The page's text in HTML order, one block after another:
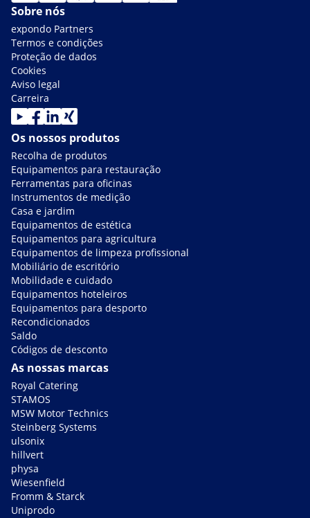
Sobre nós
expondo Partners
Termos e condições
Proteção de dados
Cookies
Aviso legal
Carreira
Os nossos produtos
Recolha de produtos
Equipamentos para restauração
Ferramentas para oficinas
Instrumentos de medição
Casa e jardim
Equipamentos de estética
Equipamentos para agricultura
Equipamentos de limpeza profissional
Mobiliário de escritório
Mobilidade e cuidado
Equipamentos hoteleiros
Equipamentos para desporto
Recondicionados
Saldo
Códigos de desconto
As nossas marcas
Royal Catering
STAMOS
MSW Motor Technics
Steinberg Systems
ulsonix
hillvert
physa
Wiesenfield
Fromm & Starck
Uniprodo